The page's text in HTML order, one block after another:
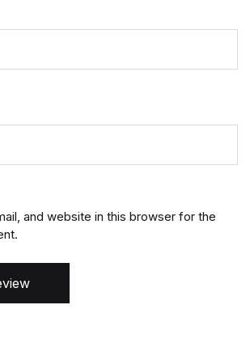
and website in this browser for the